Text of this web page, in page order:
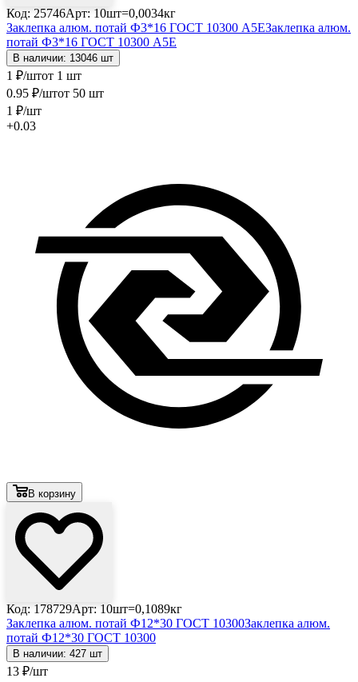
Код: 25746Арт: 10шт=0,0034кг
Заклепка алюм. потай Ф3*16 ГОСТ 10300 А5ЕЗаклепка алюм.
потай Ф3*16 ГОСТ 10300 А5Е
В наличии: 13046 шт
1 ₽/штот 1 шт
0.95 ₽/штот 50 шт
1 ₽/шт
+0.03
В корзину
Код: 178729Арт: 10шт=0,1089кг
Заклепка алюм. потай Ф12*30 ГОСТ 10300Заклепка алюм.
потай Ф12*30 ГОСТ 10300
В наличии: 427 шт
13 ₽/шт